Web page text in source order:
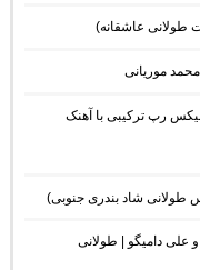
رپ ترکیبی با آهنک
43 از دیجی رهام و علی دامیگو | طولانی